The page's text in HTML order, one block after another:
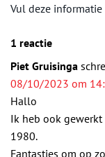
Vul deze
1 reactie
Piet Gruisinga
08/10/2023 om
Hallo
Ik heb ook
1980.
Fantasties om op